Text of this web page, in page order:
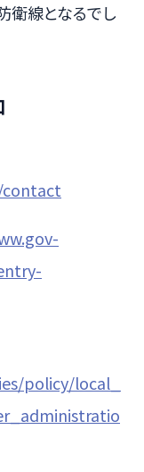
衛線となるでし
policy/local_